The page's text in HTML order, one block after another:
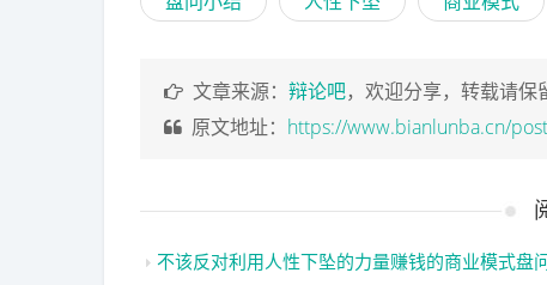
文章来源： 辩论吧，欢迎分享，转载请保
原文地址： https://www.bianlunba.cn/
不该反对利用人性下坠的力量赚钱的商业模式盘